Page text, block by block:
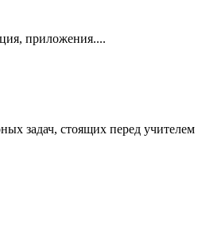
приложения....
задач, стоящих перед учителем